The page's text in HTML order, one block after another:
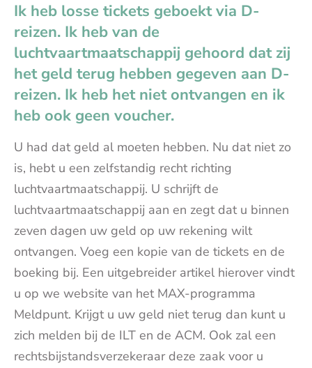
Ik heb losse tickets geboekt via D-
reizen. Ik heb van de
luchtvaartmaatschappij gehoord dat zij
het geld terug hebben gegeven aan D-
reizen. Ik heb het niet ontvangen en ik
heb ook geen voucher.
U had dat geld al moeten hebben. Nu dat niet zo
is, hebt u een zelfstandig recht richting
luchtvaartmaatschappij. U schrijft de
luchtvaartmaatschappij aan en zegt dat u binnen
zeven dagen uw geld op uw rekening wilt
ontvangen. Voeg een kopie van de tickets en de
boeking bij. Een uitgebreider artikel hierover vindt
u op we website van het MAX-programma
Meldpunt. Krijgt u uw geld niet terug dan kunt u
zich melden bij de ILT en de ACM. Ook zal een
rechtsbijstandsverzekeraar deze zaak voor u